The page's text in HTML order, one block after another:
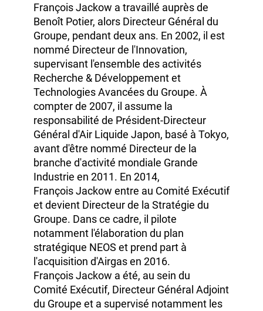
l'ayant amené à exercer successivement
des responsabilités commerciales,
marketing et en construction et ingénierie,
François Jackowa travaillé auprès de
Benoît Potier,alorsDirecteur Général
Groupe, pendant deux ans.En 2002,
nommé Directeur de l'Innovation,
supervisant l'ensemble des activités
Recherche & Développement et
Technologies Avancées du Groupe. À
compterde 2007,il assume la
responsabilité de Président‑Directeur
Générald'Air LiquideJapon, basé à Tokyo,
avant d'être nommé Directeur de la
branche d'activité mondiale Grande
Industrieen 2011.En 2014,
François Jackowentre au Comité Exécutif
et devient Directeur de la Stratégie du
Groupe. Dans ce cadre, il pilote
notamment l'élaboration du plan
stratégique NEOS et prend part à
l'acquisition d'Airgasen 2016.